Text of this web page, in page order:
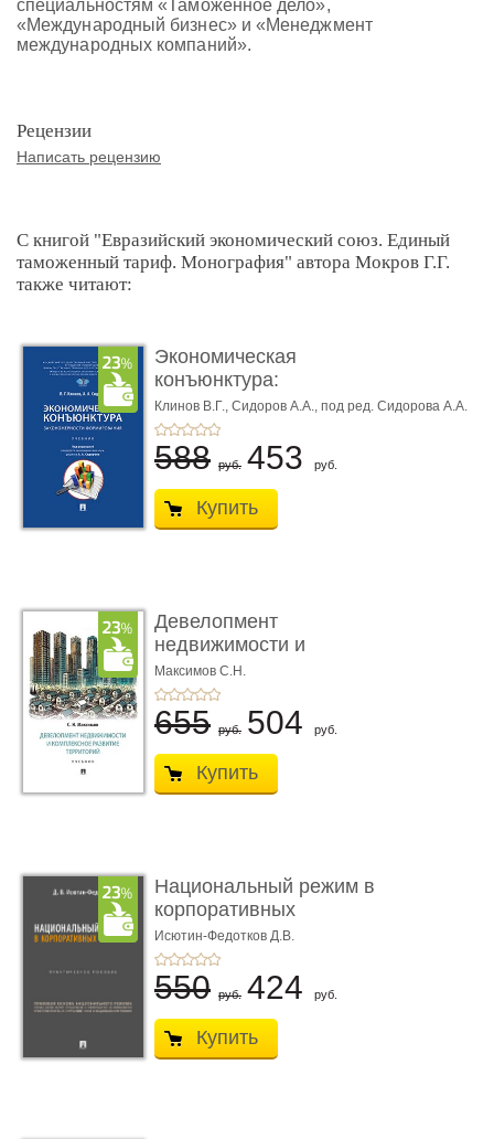
специальностям «Таможенное дело»,
«Международный бизнес» и «Менеджмент
международных компаний».
Рецензии
Написать рецензию
С книгой "Евразийский экономический союз. Единый
таможенный тариф. Монография" автора Мокров Г.Г.
также читают:
Экономическая
конъюнктура:
закономерности фо�
...
Клинов В.Г., Сидоров А.А., под ред. Сидорова А.А.
588 руб. 453 руб.
Купить
Девелопмент
недвижимости и
комплексное разви� ...
Максимов С.Н.
655 руб. 504 руб.
Купить
Национальный режим в
корпоративных
закупках. � ...
Исютин-Федотков Д.В.
550 руб. 424 руб.
Купить